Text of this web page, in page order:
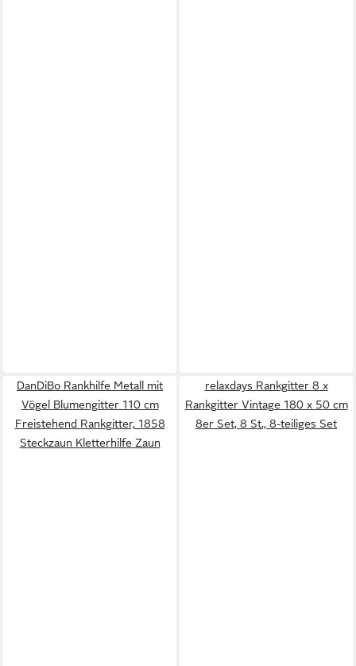
DanDiBo Rankhilfe Metall mit
Vögel Blumengitter 110 cm
Freistehend Rankgitter, 1858
Steckzaun Kletterhilfe Zaun
relaxdays Rankgitter 8 x
Rankgitter Vintage 180 x 50 cm
8er Set, 8 St., 8-teiliges Set